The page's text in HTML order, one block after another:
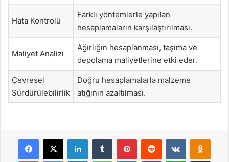
Hata Kontrolü
Farklı yöntemlerle yapılan
hesaplamaların karşılaştırılması.
Maliyet Analizi
Ağırlığın hesaplanması, taşıma ve
depolama maliyetlerine etki eder.
Çevresel
Sürdürülebilirlik
Doğru hesaplamalarla malzeme
atığının azaltılması.
Facebook
X LinkedInTumblr PinterestReddit VKontakte